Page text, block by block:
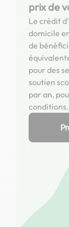
prix de
Le crédit
domicile
de
pour des
soutien
par an,
conditions.